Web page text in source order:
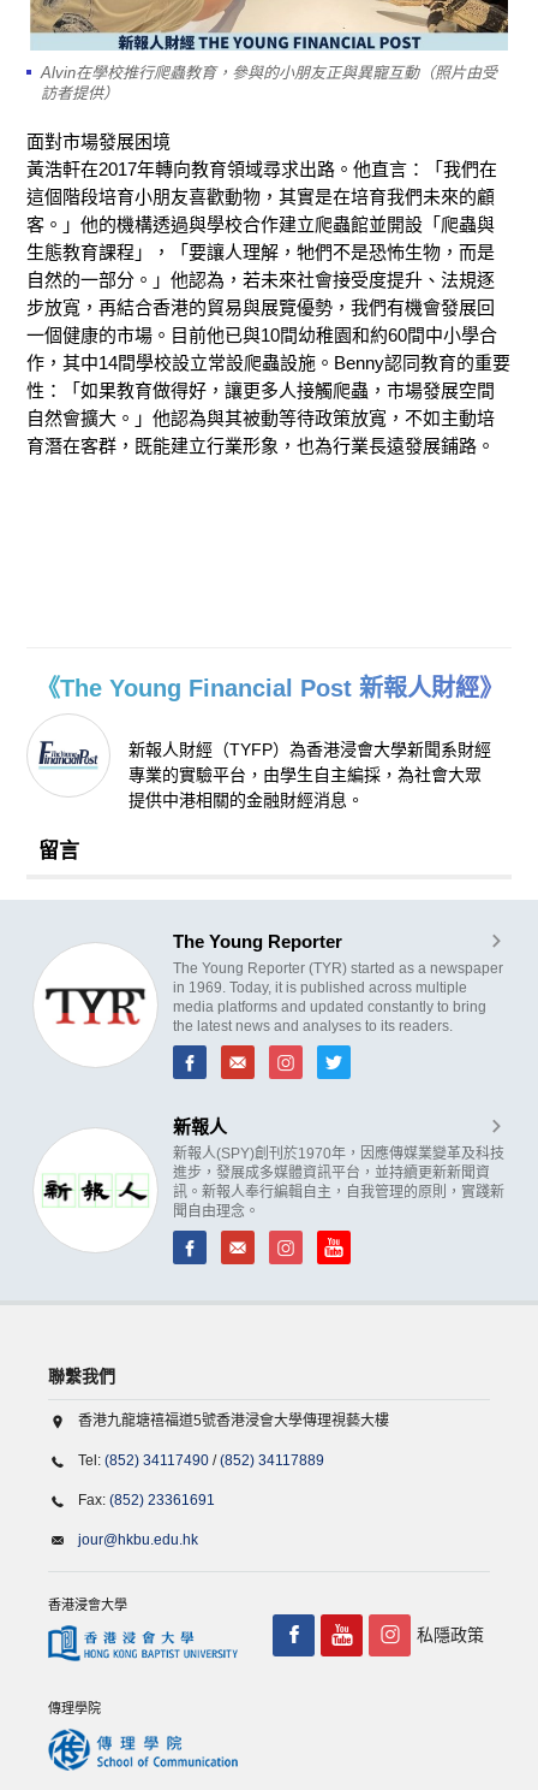
Alvin在學校推行爬蟲教育，參與的小朋友正與異寵互動（照片由受
訪者提供）
面對市場發展困境
黃浩軒在2017年轉向教育領域尋求出路 。 他直言：「我們在
這個階段培育小朋友喜歡動物，其實是在培育我們未來的顧
客。」他的機構透過與學校合作建立爬蟲館並開設「爬蟲與
生態教育課程」
，
「要讓人理解，牠們不是恐怖生物，而是
自然的一部分。」他認為，若未來社會接受度提升、法規逐
步放寬，再結合香港的貿易與展覽優勢，我們有機會發展回
一個健康的市場。目前他已與10間幼稚園和約60間中小學合
作 ，其中14間學校設立常設爬蟲設施。Benny認同教育的重要
性：「如果教育做得好，讓更多人接觸爬蟲，市場發展空間
自然會擴大。」他認為與其被動等待政策放寬，不如主動培
育潛在客群，既能建立行業形象，也為行業長遠發展鋪路。
《The Young Financial Post 新報人財經》
新報人財經（TYFP）為香港浸會大學新聞系財經
專業的實驗平台，由學生自主編採，為社會大眾
提供中港相關的金融財經消息。
留言
The Young Reporter
The Young Reporter (TYR) started as a newspaper
in 1969. Today, it is published across multiple
media platforms and updated constantly to bring
the latest news and analyses to its readers.
新報人
新報人(SPY)創刊於1970年，因應傳媒業變革及科技
進步，發展成多媒體資訊平台，並持續更新新聞資
訊。新報人奉行編輯自主，自我管理的原則，實踐新
聞自由理念。
聯繫我們
香港九龍塘禧福道5號香港浸會大學傳理視藝大樓
Tel: (852) 34117490 /(852) 34117889
Fax: (852) 23361691
jour@hkbu.edu.hk
香港浸會大學
傳理學院
私隱政策